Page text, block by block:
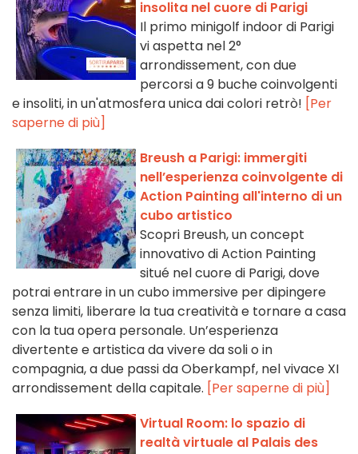
insolita nel cuore di Parigi
Il primo minigolf indoor di Parigi
vi aspetta nel 2°
arrondissement, con due
percorsi a 9 buche coinvolgenti
e insoliti, in un'atmosfera unica dai colori retrò! [Per
saperne di più]
Breush a Parigi: immergiti
nell’esperienza coinvolgente di
Action Painting all'interno di un
cubo artistico
Scopri Breush, un concept
innovativo di Action Painting
situé nel cuore di Parigi, dove
potrai entrare in un cubo immersive per dipingere
senza limiti, liberare la tua creatività e tornare a casa
con la tua opera personale. Un’esperienza
divertente e artistica da vivere da soli o in
compagnia, a due passi da Oberkampf, nel vivace XI
arrondissement della capitale. [Per saperne di più]
Virtual Room: lo spazio di
realtà virtuale al Palais des